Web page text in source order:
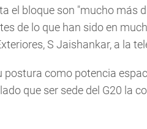
el bloque son "mucho más
de lo que han sido en
S Jaishankar, a la
postura como potencia
que ser sede del G20 la